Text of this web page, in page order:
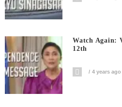
Watch Again:
12th
4 years ago